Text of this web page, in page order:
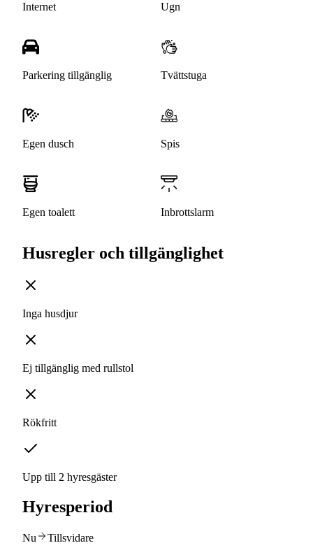
Internet Ugn
Parkering tillgänglig Tvättstuga
Egen dusch Spis
Egen toalett Inbrottslarm
Husregler och tillgänglighet
Inga husdjur
Ej tillgänglig med rullstol
Rökfritt
Upp till 2 hyresgäster
Hyresperiod
Nu Tillsvidare